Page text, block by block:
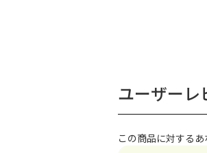
ユーザーレ
この商品に対する